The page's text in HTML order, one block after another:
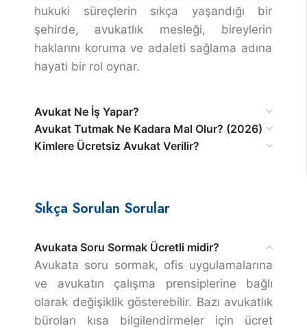
hukuki süreçlerin sıkça yaşandığı bir
şehirde, avukatlık mesleği, bireylerin
haklarını koruma ve adaleti sağlama adına
hayati bir rol oynar.
Avukat Ne İş Yapar?
Avukat Tutmak Ne Kadara Mal Olur? (2026)
Kimlere Ücretsiz Avukat Verilir?
Sıkça Sorulan Sorular
Avukata Soru Sormak Ücretli midir?
Avukata soru sormak, ofis uygulamalarına
ve avukatın çalışma prensiplerine bağlı
olarak değişiklik gösterebilir. Bazı avukatlık
büroları kısa bilgilendirmeler için ücret